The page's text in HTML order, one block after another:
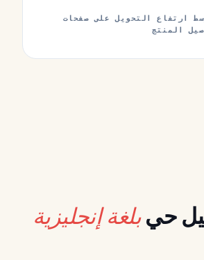
ارتفاع التحويل على صفحات
المنتج
حيبلغة إنجليزية